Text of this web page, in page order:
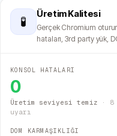
🧪
Üretim Kalitesi
Gerçek Chromium
hataları, 3rd party yük,
KONSOL HATALARI
0
Üretim seviyesi temiz · 8
uyarı
DOM KARMAŞIKLIĞI